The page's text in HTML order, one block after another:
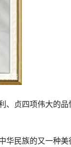
、贞四项伟大的品
华民族的又一种美